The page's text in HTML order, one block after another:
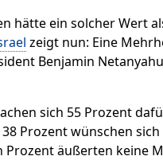
hätte ein solcher Wert
zeigt nun: Eine
Benjamin
sich 55 Prozent
Prozent wünschen
Prozent äußerten keine